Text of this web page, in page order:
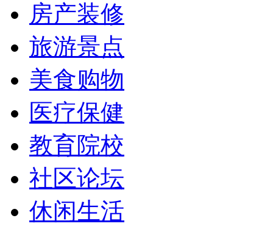
房产装修
旅游景点
美食购物
医疗保健
教育院校
社区论坛
休闲生活